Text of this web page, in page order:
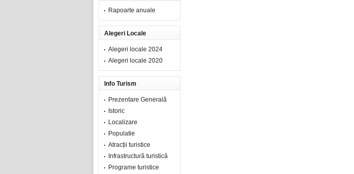
Rapoarte anuale
Alegeri Locale
Alegeri locale 2024
Alegeri locale 2020
Info Turism
Prezentare Generală
Istoric
Localizare
Populatie
Atracții turistice
Infrastructură turistică
Programe turistice